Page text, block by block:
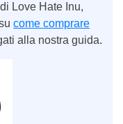
di Love Hate Inu,
come comprare
alla nostra guida.